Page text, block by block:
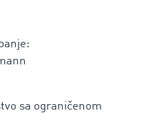
sa ograničenom